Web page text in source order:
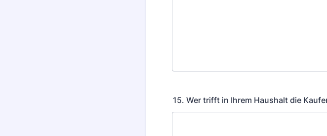
15. Wer trifft in Ihrem Haushalt die